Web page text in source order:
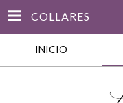
COLLARES
INICIO